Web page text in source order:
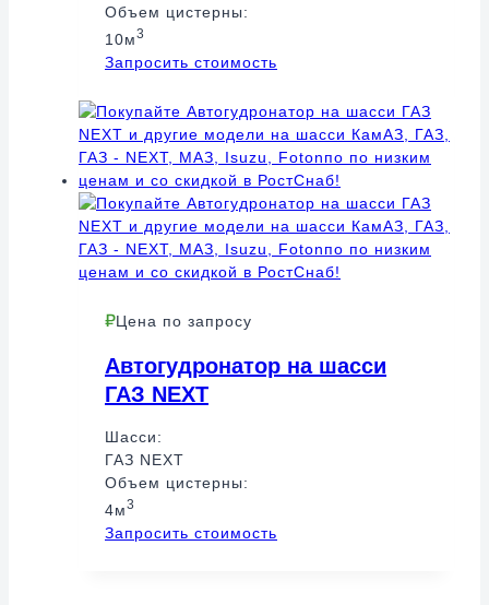
Объем цистерны:
10м3
Запросить стоимость
Цена по запросу
Автогудронатор на шасси
ГАЗ NEXT
Шасси:
ГАЗ NEXT
Объем цистерны:
4м3
Запросить стоимость